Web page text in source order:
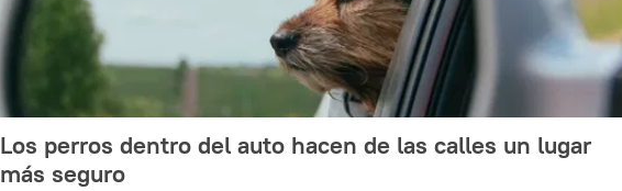
Los perros dentro del auto hacen de las calles un lugar
más seguro